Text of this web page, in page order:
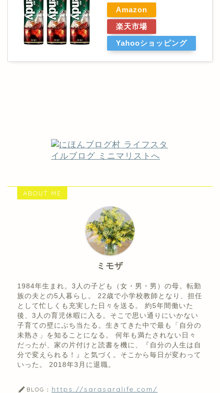
Amazon
楽天市場
Yahooショッピング
ABOUT ME
ミモザ
1984年生まれ。3人の子ども（女・男・男）の母。転勤
族の夫との5人暮らし。 22歳で小学校教師となり、担任
として忙しくも充実した日々を送る。 約5年間働いた
後、3人の育児休暇に入る。そこで思い通りにいかない
子育ての壁にぶち当たる。生きてきた中で最も「自分の
未熟さ」を知ることになる。 何年も満たされない日々
だったが、家の片付けと読書を機に、『自分の人生は自
分で変えられる！』と気づく。そこから毎日が変わって
いった。 2018年3月に退職。
BLOG： https://sarasaralife.com/